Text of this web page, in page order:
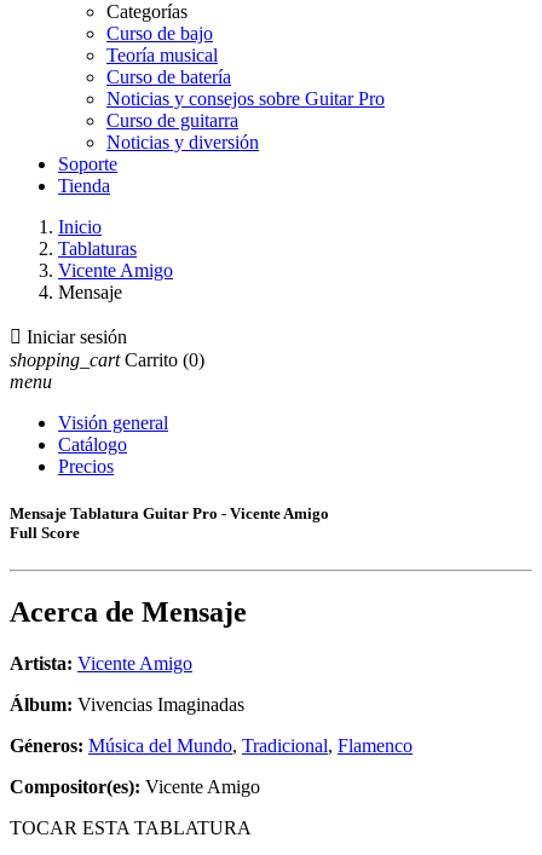
Categorías
Curso de bajo
Teoría musical
Curso de batería
Noticias y consejos sobre Guitar Pro
Curso de guitarra
Noticias y diversión
Soporte
Tienda
Inicio
Tablaturas
Vicente Amigo
Mensaje
 Iniciar sesión
shopping_cart Carrito (0)
menu
Visión general
Catálogo
Precios
Mensaje Tablatura Guitar Pro - Vicente Amigo
Full Score
Acerca de Mensaje
Artista: Vicente Amigo
Álbum: Vivencias Imaginadas
Géneros: Música del Mundo, Tradicional, Flamenco
Compositor(es): Vicente Amigo
TOCAR ESTA TABLATURA